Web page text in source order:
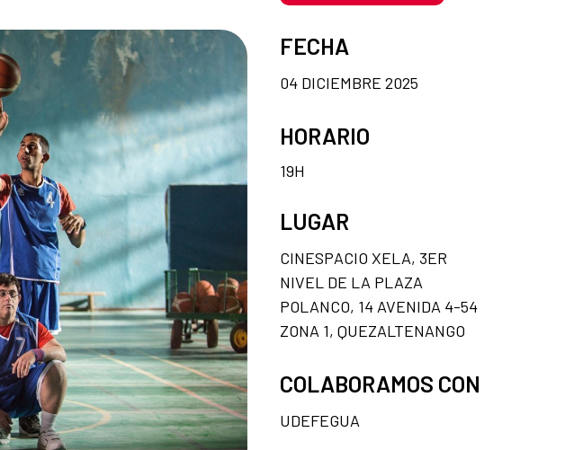
FECHA
04 DICIEMBRE 2025
HORARIO
19H
LUGAR
CINESPACIO XELA, 3ER
NIVEL DE LA PLAZA
POLANCO, 14 AVENIDA 4-54
ZONA 1, QUEZALTENANGO
COLABORAMOS CON
UDEFEGUA